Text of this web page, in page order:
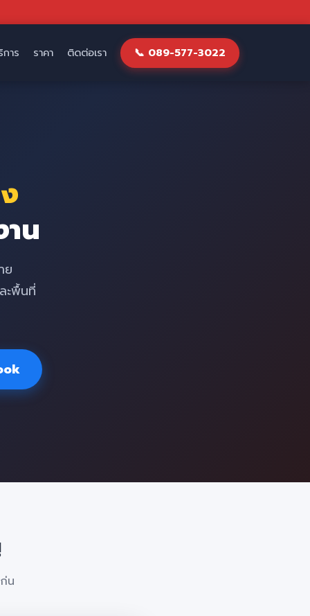
าร ราคา ติดต่อเรา 📞 089-577-3022
น
ย
ะพื้นที่
น